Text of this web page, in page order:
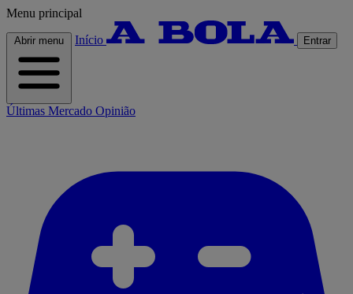
Menu principal
Abrir menu Início Entrar
Últimas Mercado Opinião